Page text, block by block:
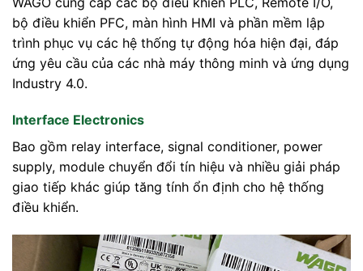
bộ điều khiển PFC, màn hình HMI và phần mềm lập
trình phục vụ các hệ thống tự động hóa hiện đại, đáp
ứng yêu cầu của các nhà máy thông minh và ứng dụng
Industry 4.0.
Interface Electronics
Bao gồm relay interface, signal conditioner, power
supply, module chuyển đổi tín hiệu và nhiều giải pháp
giao tiếp khác giúp tăng tính ổn định cho hệ thống
điều khiển.